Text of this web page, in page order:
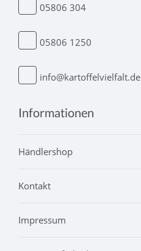
05806 304
05806 1250
info@kartoffelvielfalt.de
Informationen
Händlershop
Kontakt
Impressum